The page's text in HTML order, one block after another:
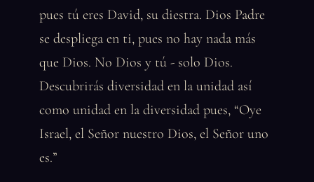
pues tú eres David, su diestra. Dios Padre
se despliega en ti, pues no hay nada más
que Dios. No Dios y tú - solo Dios.
Descubrirás diversidad en la unidad así
como unidad en la diversidad pues, “Oye
Israel, el Señor nuestro Dios, el Señor uno
es.”